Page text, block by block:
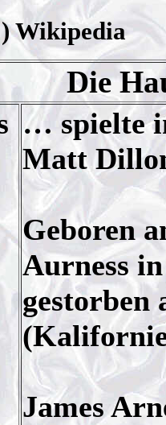
Wikipedia
Die
… spielte
Matt
Geboren
Aurness
gestorben
James